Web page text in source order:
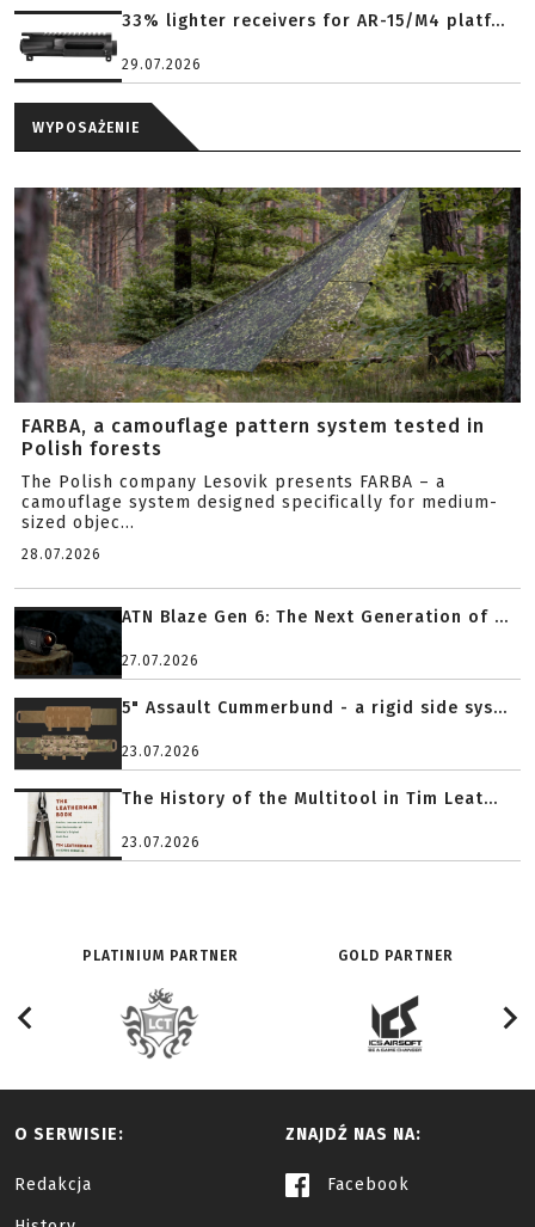
33% lighter receivers for AR-15/M4 platf...
29.07.2026
WYPOSAŻENIE
FARBA, a camouflage pattern system tested in
Polish forests
The Polish company Lesovik presents FARBA – a
camouflage system designed specifically for medium-
sized objec...
28.07.2026
ATN Blaze Gen 6: The Next Generation of ...
27.07.2026
5" Assault Cummerbund - a rigid side sys...
23.07.2026
The History of the Multitool in Tim Leat...
23.07.2026
PLATINIUM PARTNER GOLD PARTNER
O SERWISIE:
Redakcja
ZNAJDŹ NAS NA:
Facebook